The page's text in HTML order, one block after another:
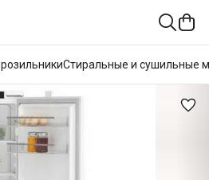
Стиральные и сушильные